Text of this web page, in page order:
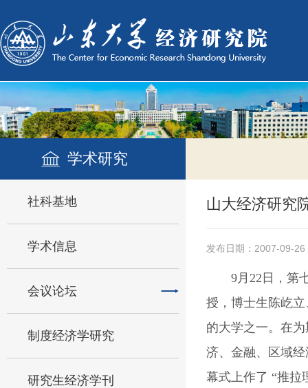
学术研究
社科基地
学术信息
会议论坛
制度经济学研究
研究生经济学刊
山大经济研究
发布日期：2007-09-26
9月22日，第
授，博士生陈屹
的大学之一。在
济、金融、区域
幕式上作了 “推拉